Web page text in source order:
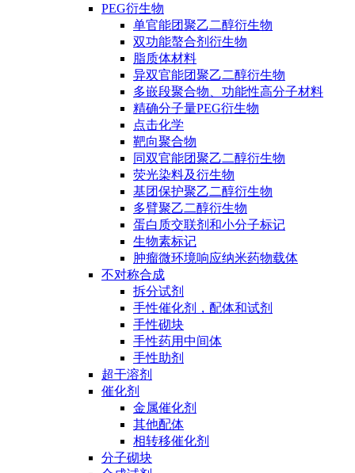
PEG衍生物
单官能团聚乙二醇衍生物
双功能螯合剂衍生物
脂质体材料
异双官能团聚乙二醇衍生物
多嵌段聚合物、功能性高分子材料
精确分子量PEG衍生物
点击化学
靶向聚合物
同双官能团聚乙二醇衍生物
荧光染料及衍生物
基团保护聚乙二醇衍生物
多臂聚乙二醇衍生物
蛋白质交联剂和小分子标记
生物素标记
肿瘤微环境响应纳米药物载体
不对称合成
拆分试剂
手性催化剂，配体和试剂
手性砌块
手性药用中间体
手性助剂
超干溶剂
催化剂
金属催化剂
其他配体
相转移催化剂
分子砌块